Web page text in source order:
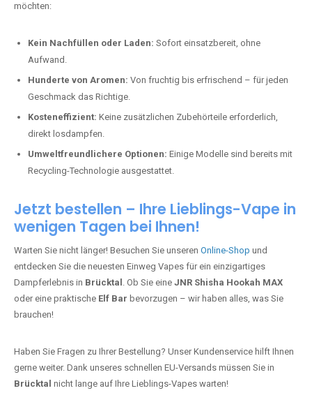
möchten:
Kein Nachfüllen oder Laden: Sofort einsatzbereit, ohne
Aufwand.
Hunderte von Aromen: Von fruchtig bis erfrischend – für jeden
Geschmack das Richtige.
Kosteneffizient: Keine zusätzlichen Zubehörteile erforderlich,
direkt losdampfen.
Umweltfreundlichere Optionen: Einige Modelle sind bereits mit
Recycling-Technologie ausgestattet.
Jetzt bestellen – Ihre Lieblings-Vape in
wenigen Tagen bei Ihnen!
Warten Sie nicht länger! Besuchen Sie unseren Online-Shop und
entdecken Sie die neuesten Einweg Vapes für ein einzigartiges
Dampferlebnis in Brücktal . Ob Sie eine JNR Shisha Hookah MAX
oder eine praktische Elf Bar bevorzugen – wir haben alles, was Sie
brauchen!
Haben Sie Fragen zu Ihrer Bestellung? Unser Kundenservice hilft Ihnen
gerne weiter. Dank unseres schnellen EU-Versands müssen Sie in
Brücktal nicht lange auf Ihre Lieblings-Vapes warten!